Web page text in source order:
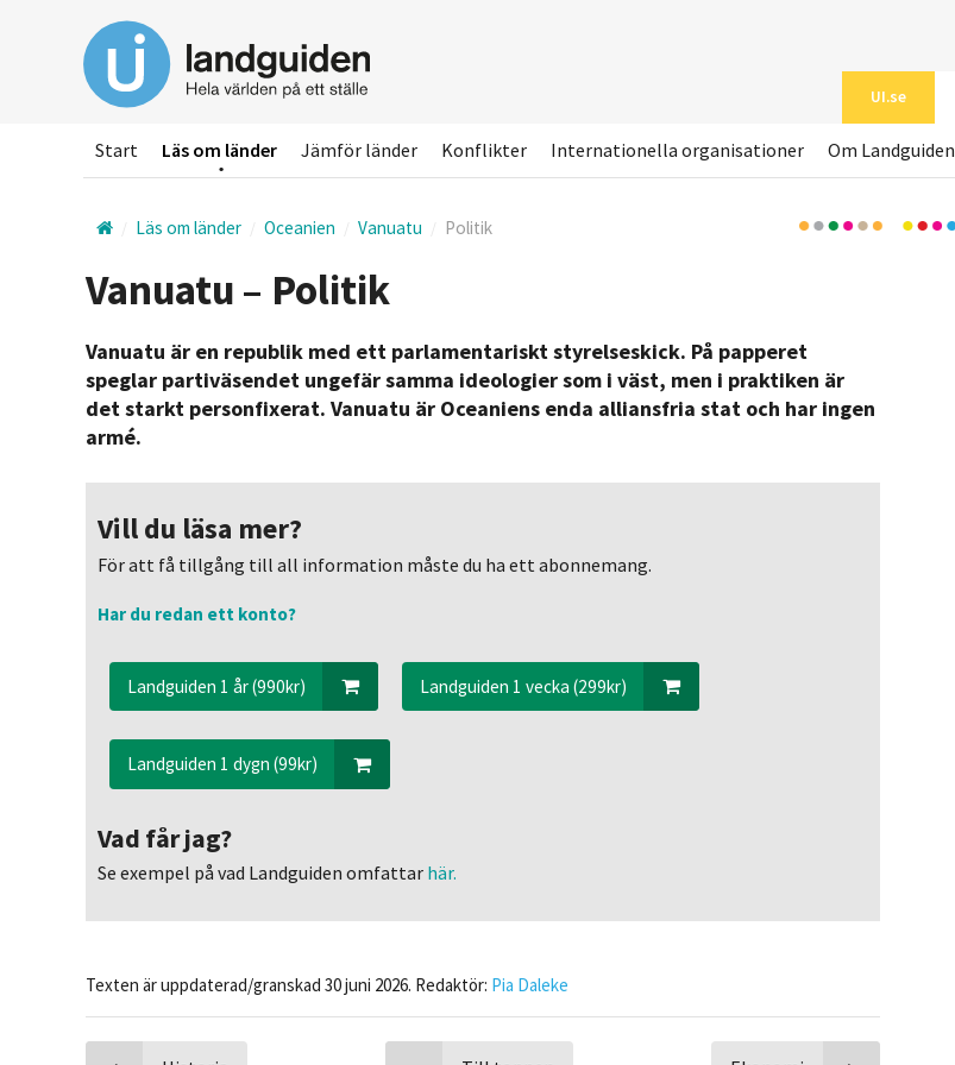
huvudinnehållet
UI.se
Start Läs om länder Jämför länder Konflikter Internationella organisationer Om Landguiden
Läs om länder Oceanien Vanuatu Politik
Vanuatu – Politik
Vanuatu är en republik med ett parlamentariskt styrelseskick. På papperet
speglar partiväsendet ungefär samma ideologier som i väst, men i praktiken är
det starkt personfixerat. Vanuatu är Oceaniens enda alliansfria stat och har ingen
armé.
Vill du läsa mer?
För att få tillgång till all information måste du ha ett abonnemang.
Har du redan ett konto?
Landguiden 1 år (990kr) Landguiden 1 vecka (299kr)
Landguiden 1 dygn (99kr)
Vad får jag?
Se exempel på vad Landguiden omfattar här.
Texten är uppdaterad/granskad 30 juni 2026. Redaktör: Pia Daleke